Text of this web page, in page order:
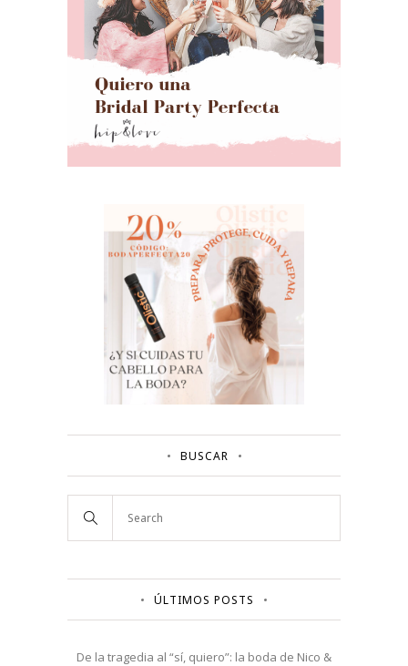
BUSCAR
ÚLTIMOS POSTS
De la tragedia al “sí, quiero”: la boda de Nico &